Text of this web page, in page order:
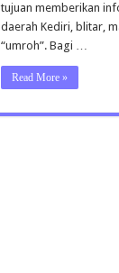
tujuan memberikan
daerah Kediri, blitar,
“umroh”. Bagi …
Read More »